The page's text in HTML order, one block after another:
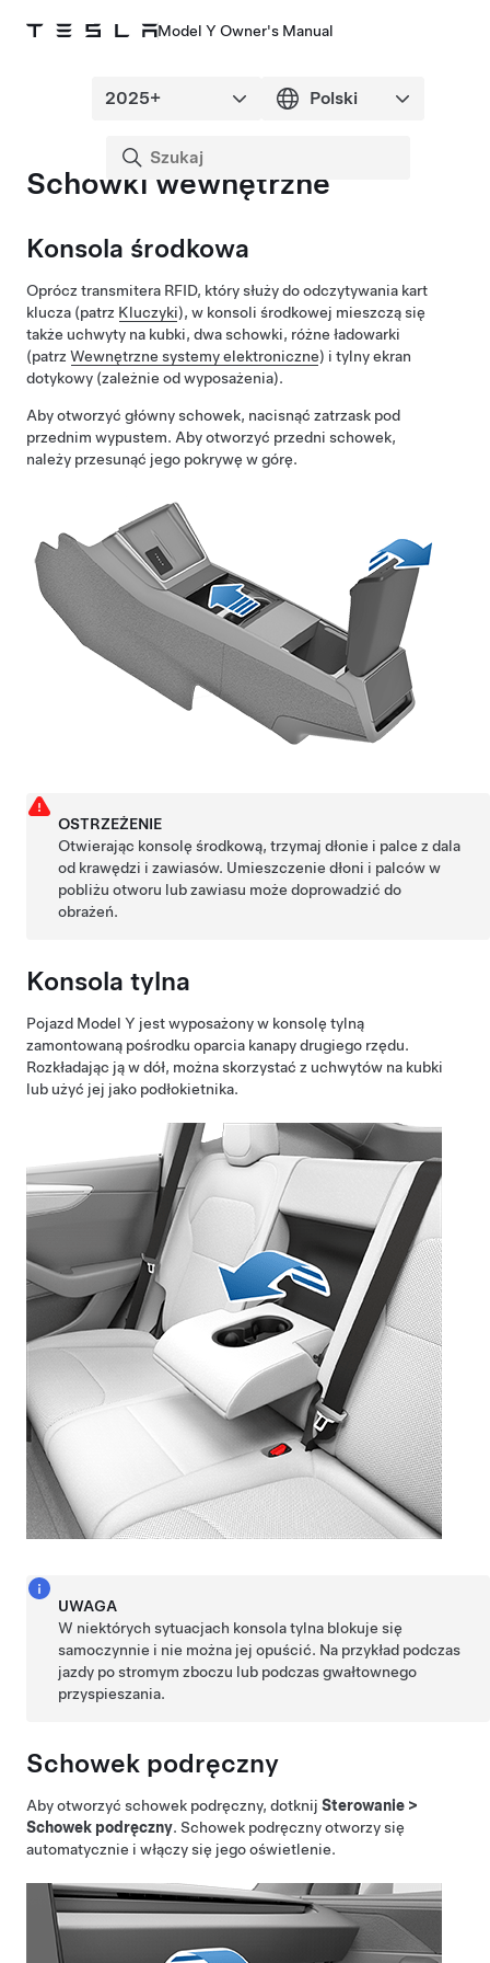
Model Y Owner's Manual
Schowki wewnętrzne
Konsola środkowa
Oprócz transmitera RFID, który służy do odczytywania kart
klucza (patrz Kluczyki), w konsoli środkowej mieszczą się
także uchwyty na kubki, dwa schowki, różne ładowarki
(patrz Wewnętrzne systemy elektroniczne) i tylny ekran
dotykowy (zależnie od wyposażenia).
Aby otworzyć główny schowek, nacisnąć zatrzask pod
przednim wypustem. Aby otworzyć przedni schowek,
należy przesunąć jego pokrywę w górę.
OSTRZEŻENIE
Otwierając konsolę środkową, trzymaj dłonie i palce z dala
od krawędzi i zawiasów. Umieszczenie dłoni i palców w
pobliżu otworu lub zawiasu może doprowadzić do
obrażeń.
Konsola tylna
Pojazd Model Y jest wyposażony w konsolę tylną
zamontowaną pośrodku oparcia kanapy drugiego rzędu.
Rozkładając ją w dół, można skorzystać z uchwytów na kubki
lub użyć jej jako podłokietnika.
UWAGA
W niektórych sytuacjach konsola tylna blokuje się
samoczynnie i nie można jej opuścić. Na przykład podczas
jazdy po stromym zboczu lub podczas gwałtownego
przyspieszania.
Schowek podręczny
Aby otworzyć schowek podręczny, dotknij Sterowanie >
Schowek podręczny. Schowek podręczny otworzy się
automatycznie i włączy się jego oświetlenie.